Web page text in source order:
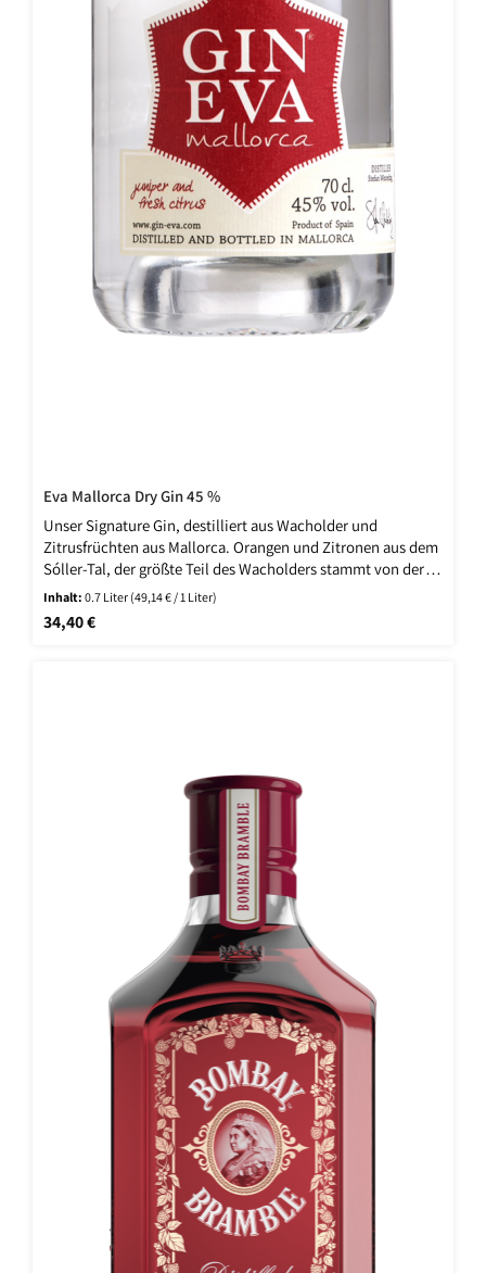
Eva Mallorca Dry Gin 45 %
Unser Signature Gin, destilliert aus Wacholder und
Zitrusfrüchten aus Mallorca. Orangen und Zitronen aus dem
Sóller-Tal, der größte Teil des Wacholders stammt von der
Halbinsel, ein kleiner Teil wird wild auf der Insel geerntet.
Inhalt:0.7 Liter (49,14 € / 1 Liter)
Regulärer Preis:
34,40 €